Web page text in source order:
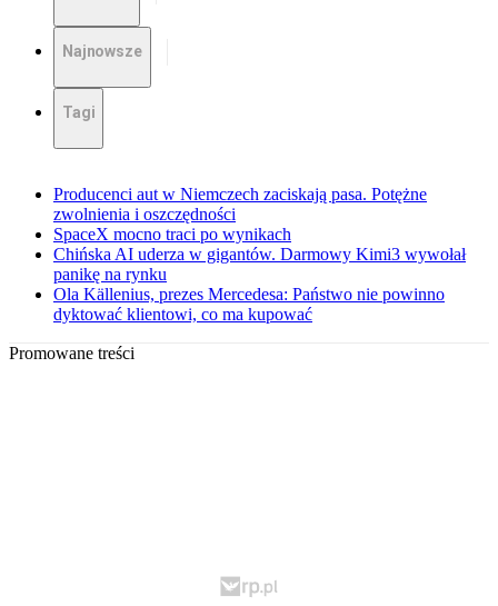
Najnowsze
Tagi
Producenci aut w Niemczech zaciskają pasa. Potężne
zwolnienia i oszczędności
SpaceX mocno traci po wynikach
Chińska AI uderza w gigantów. Darmowy Kimi3 wywołał
panikę na rynku
Ola Källenius, prezes Mercedesa: Państwo nie powinno
dyktować klientowi, co ma kupować
Promowane treści